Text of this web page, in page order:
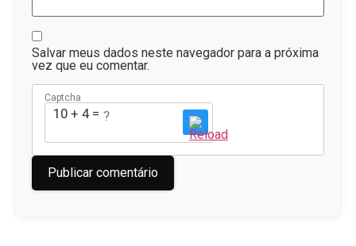
Salvar meus dados neste navegador para a próxima
vez que eu comentar.
Captcha
10 + 4 = ?